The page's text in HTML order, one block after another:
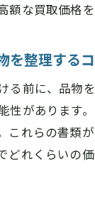
額な買取価格
を整理する
る前に、品物
性があります
これらの書類
どれくらいの